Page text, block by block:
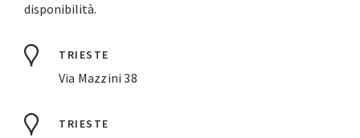
disponibilità.
TRIESTE
Via Mazzini 38
TRIESTE